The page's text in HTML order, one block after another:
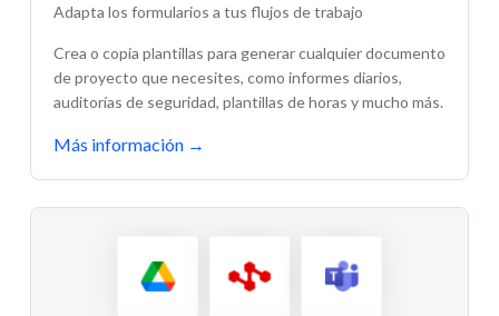
Adapta los formularios a tus flujos de trabajo
Crea o copia plantillas para generar cualquier documento
de proyecto que necesites, como informes diarios,
auditorías de seguridad, plantillas de horas y mucho más.
Más información →